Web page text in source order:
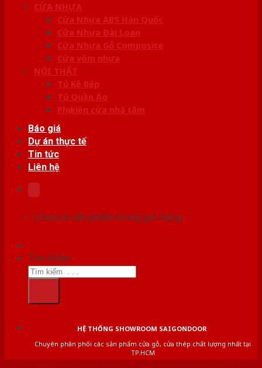
CỬA NHỰA
Cửa Nhựa ABS Hàn Quốc
Cửa Nhựa Đài Loan
Cửa Nhựa Gỗ Composite
Cửa vòm nhựa
NỘI THẤT
Tủ Kệ Bếp
Tủ Quần Áo
Phụ kiện cửa nhà tắm
Báo giá
Dự án thực tế
Tin tức
Liên hệ
Chưa có sản phẩm trong giỏ hàng.
Tìm kiếm:
HỆ THỐNG SHOWROOM SAIGONDOOR
Chuyên phân phối các sản phẩm cửa gỗ, cửa thép chất lượng nhất tại
TP.HCM